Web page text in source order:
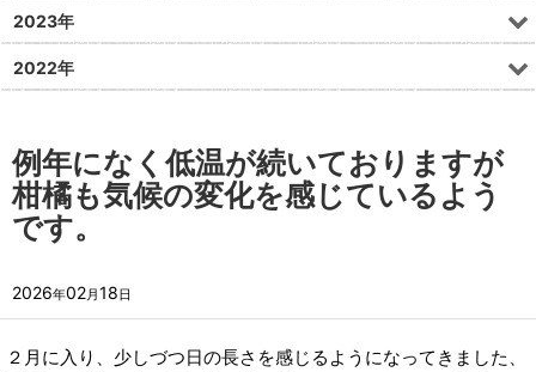
例年になく低温が続いておりますが
柑橘も気候の変化を感じているよう
です。
2026年02月18日
２月に入り、少しづつ日の長さを感じるようになってきました、
2023年
2022年